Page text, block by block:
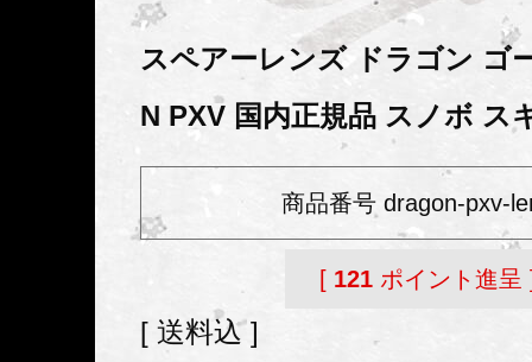
スペアーレンズ ドラゴン ゴ
N PXV 国内正規品 スノボ ス
商品番号 dragon-pxv-
[ 121 ポイント進呈
送料込